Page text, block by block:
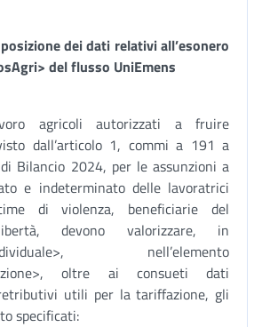
dei dati relativi all’esonero
del flusso UniEmens
agricoli autorizzati a fruire
dall’articolo 1, commi a 191 a
Bilancio 2024, per le assunzioni a
e indeterminato delle lavoratrici
di violenza, beneficiarie del
devono valorizzare, in
nell’elemento
oltre ai consueti dati
utili per la tariffazione, gli
specificati: